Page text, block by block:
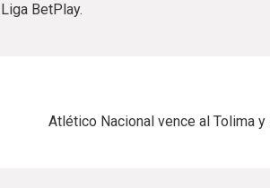
BetPlay.